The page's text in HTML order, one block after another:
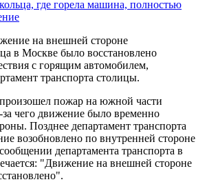
на внешней стороне
в Москве было восстановлено
с горящим автомобилем,
транспорта столицы.
пожар на южной части
за чего движение было временно
Позднее департамент транспорта
возобновлено по внутренней стороне
департамента транспорта в
"Движение на внешней стороне